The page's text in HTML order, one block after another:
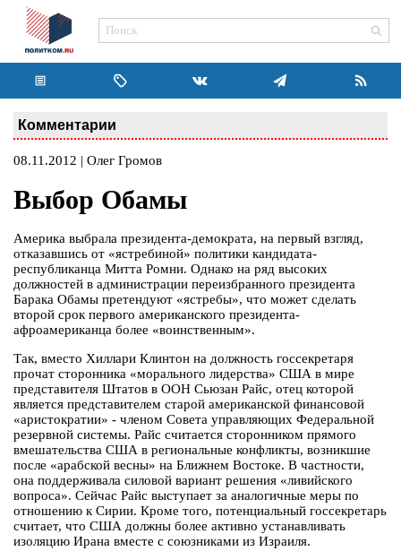
Комментарии
08.11.2012 | Олег Громов
Выбор Обамы
Америка выбрала президента-демократа, на первый взгляд,
отказавшись от «ястребиной» политики кандидата-
республиканца Митта Ромни. Однако на ряд высоких
должностей в администрации переизбранного президента
Барака Обамы претендуют «ястребы», что может сделать
второй срок первого американского президента-
афроамериканца более «воинственным».
Так, вместо Хиллари Клинтон на должность госсекретаря
прочат сторонника «морального лидерства» США в мире
представителя Штатов в ООН Сьюзан Райс, отец которой
является представителем старой американской финансовой
«аристократии» - членом Совета управляющих Федеральной
резервной системы. Райс считается сторонником прямого
вмешательства США в региональные конфликты, возникшие
после «арабской весны» на Ближнем Востоке. В частности,
она поддерживала силовой вариант решения «ливийского
вопроса». Сейчас Райс выступает за аналогичные меры по
отношению к Сирии. Кроме того, потенциальный госсекретарь
считает, что США должны более активно устанавливать
изоляцию Ирана вместе с союзниками из Израиля.